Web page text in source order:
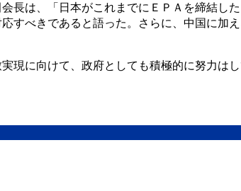
長は、「日本がこれまでにＥＰＡを締結し
すべきであると語った。さらに、中国に加
現に向けて、政府としても積極的に努力は